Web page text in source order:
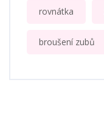
rovnátka
broušení zubů